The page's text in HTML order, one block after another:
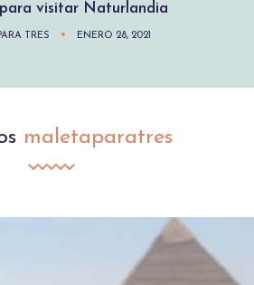
visitar Naturlandia
TRES ENERO 28, 2021
maletaparatres